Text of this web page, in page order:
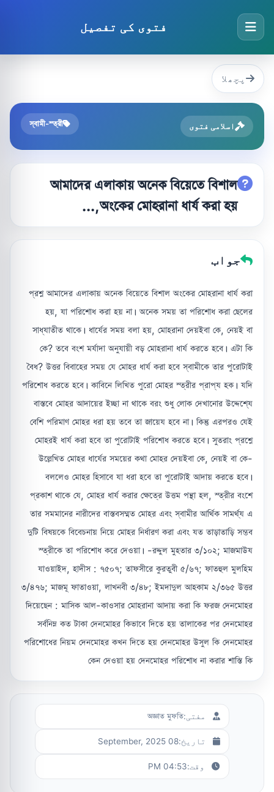
فتوی کی تفصیل
پچھلا
اسلامی فتوی স্বামী-স্ত্রী
আমাদের এলাকায় অনেক বিয়েতে বিশাল
অংকের মোহরানা ধার্য করা হয়,...
جواب
প্রশ্ন আমাদের এলাকায় অনেক বিয়েতে বিশাল অংকের মোহরানা ধার্য করা
হয়, যা পরিশোধ করা হয় না। অনেক সময় তা পরিশোধ করা ছেলের
সাধ্যাতীত থাকে। ধার্যের সময় বলা হয়, মোহরানা দেয়ইবা কে, নেয়ই বা
কে? তবে বংশ মর্যাদা অনুযায়ী বড় মোহরানা ধার্য করতে হবে। এটা কি
বৈধ? উত্তর বিবাহের সময় যে মোহর ধার্য করা হবে স্বামীকে তার পুরোটাই
পরিশোধ করতে হবে। কাবিনে লিখিত পুরো মোহর স্ত্রীর প্রাপ্য হক। যদি
বাস্তবে মোহর আদায়ের ইচ্ছা না থাকে বরং শুধু লোক দেখানোর উদ্দেশ্যে
বেশি পরিমাণ মোহর ধরা হয় তবে তা জায়েয হবে না। কিন্তু এরপরও যেই
মোহরই ধার্য করা হবে তা পুরোটাই পরিশোধ করতে হবে। সুতরাং প্রশ্নে
উল্লেখিত মোহর ধার্যের সময়ের কথা মোহর দেয়ইবা কে, নেয়ই বা কে-
বললেও মোহর হিসাবে যা ধরা হবে তা পুরোটাই আদায় করতে হবে।
প্রকাশ থাকে যে, মোহর ধার্য করার ক্ষেত্রে উত্তম পন্থা হল, স্ত্রীর বংশে
তার সমমানের নারীদের বাস্তবসম্মত মোহর এবং স্বামীর আর্থিক সামর্থ্য এ
দুটি বিষয়কে বিবেচনায় নিয়ে মোহর নির্ধারণ করা এবং যত তাড়াতাড়ি সম্ভব
স্ত্রীকে তা পরিশোধ করে দেওয়া। -রদ্দুল মুহতার ৩/১০২; মাজমাউয
যাওয়াইদ, হাদীস : ৭৫০৭; তাফসীরে কুরতুবী ৫/৬৭; ফাতহুল মুলহিম
৩/৪৭৬; মাজমূ ফাতাওয়া, লাখনবী ৩/৪৮; ইমদাদুল আহকাম ২/৩৬৫ উত্তর
দিয়েছেন : মাসিক আল-কাওসার মোহরানা আদায় করা কি ফরজ দেনমোহর
সর্বনিম্ন কত টাকা দেনমোহর কিভাবে দিতে হয় তালাকের পর দেনমোহর
পরিশোধের নিয়ম দেনমোহর কখন দিতে হয় দেনমোহর উসুল কি দেনমোহর
কেন দেওয়া হয় দেনমোহর পরিশোধ না করার শাস্তি কি
مفتی:অজ্ঞাত মুফতি
تاریخ:08 September, 2025
وقت:04:53 PM